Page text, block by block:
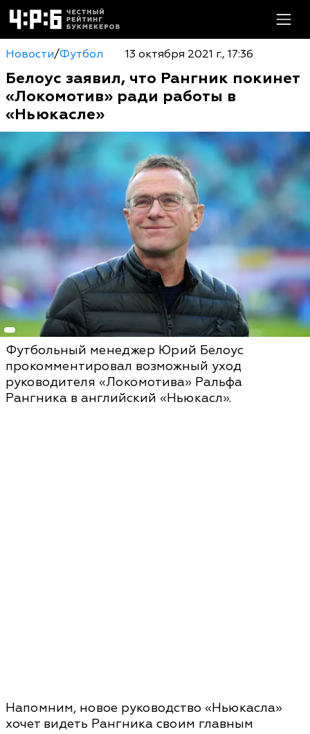
Новости/Футбол 13 октября 2021 г., 17:36
Белоус заявил, что Рангник покинет
«Локомотив» ради работы в
«Ньюкасле»
Футбольный менеджер Юрий Белоус
прокомментировал возможный уход
руководителя «Локомотива» Ральфа
Рангника в английский «Ньюкасл».
Напомним, новое руководство «Ньюкасла»
хочет видеть Рангника своим главным